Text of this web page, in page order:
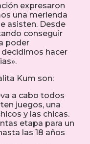
expresaron
una merienda
asisten. Desde
conseguir
poder
hacer
Kum son:
a cabo todos
juegos, una
y las chicas.
etapa para un
las 18 años